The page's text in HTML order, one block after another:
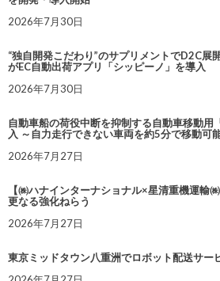
2026年7月30日
“独自開発こだわり”のサプリメントでD2C展
がEC自動出荷アプリ「シッピーノ」を導入
2026年7月30日
自動車船の荷役中断を抑制する自動車移動用
入 ～自力走行できない車両を約5分で移動可
2026年7月27日
【㈱ハナインターナショナル×星清重機運輸
更なる強化ねらう
2026年7月27日
東京ミッドタウン八重洲でロボット配送サー